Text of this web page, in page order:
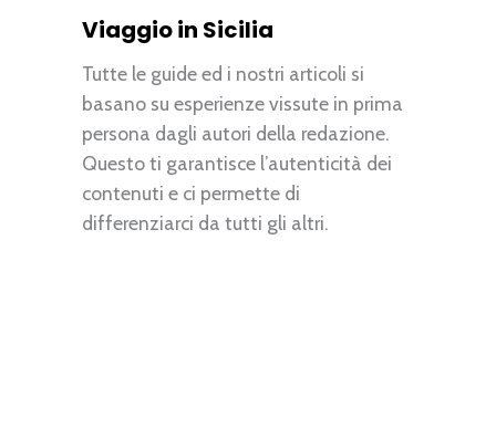
Viaggio in Sicilia
Tutte le guide ed i nostri articoli si
basano su esperienze vissute in prima
persona dagli autori della redazione.
Questo ti garantisce l’autenticità dei
contenuti e ci permette di
differenziarci da tutti gli altri.